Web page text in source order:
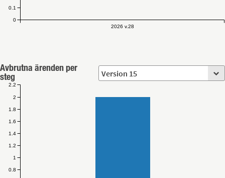
2026 v.28
0
0.1
Avbrutna ärenden per
steg
0.8
1
1.2
1.4
1.6
1.8
2
2.2